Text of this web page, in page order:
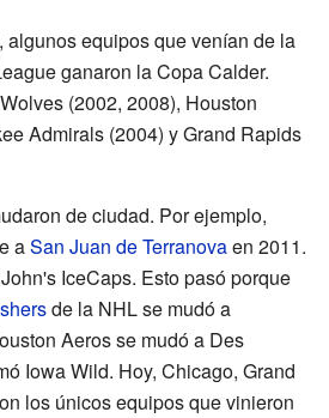
algunos equipos que venían de la
ganaron la Copa Calder.
(2002, 2008), Houston
Admirals (2004) y Grand Rapids
de ciudad. Por ejemplo,
aSan Juan de Terranovaen 2011.
IceCaps. Esto pasó porque
de la NHL se mudó a
Aeros se mudó a Des
Iowa Wild. Hoy, Chicago, Grand
los únicos equipos que vinieron